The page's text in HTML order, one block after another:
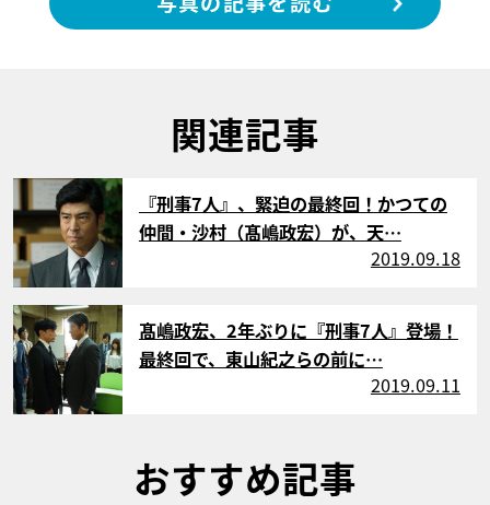
関連記事
サムネイル
『刑事7人』、緊迫の最終回！かつての
仲間・沙村（髙嶋政宏）が、天…
2019.09.18
サムネイル
髙嶋政宏、2年ぶりに『刑事7人』登場！
最終回で、東山紀之らの前に…
2019.09.11
おすすめ記事